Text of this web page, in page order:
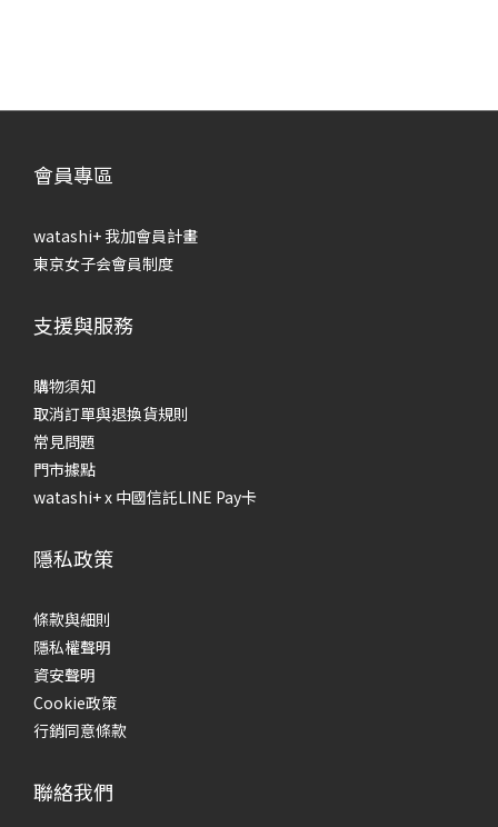
會員專區
watashi+ 我加會員計畫
東京女子会會員制度
支援與服務
購物須知
取消訂單與退換貨規則
常見問題
門市據點
watashi+ x 中國信託LINE Pay卡
隱私政策
條款與細則
隱私權聲明
資安聲明
Cookie政策
行銷同意條款
聯絡我們